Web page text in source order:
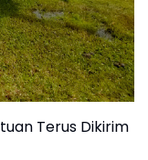
Terus Dikirim